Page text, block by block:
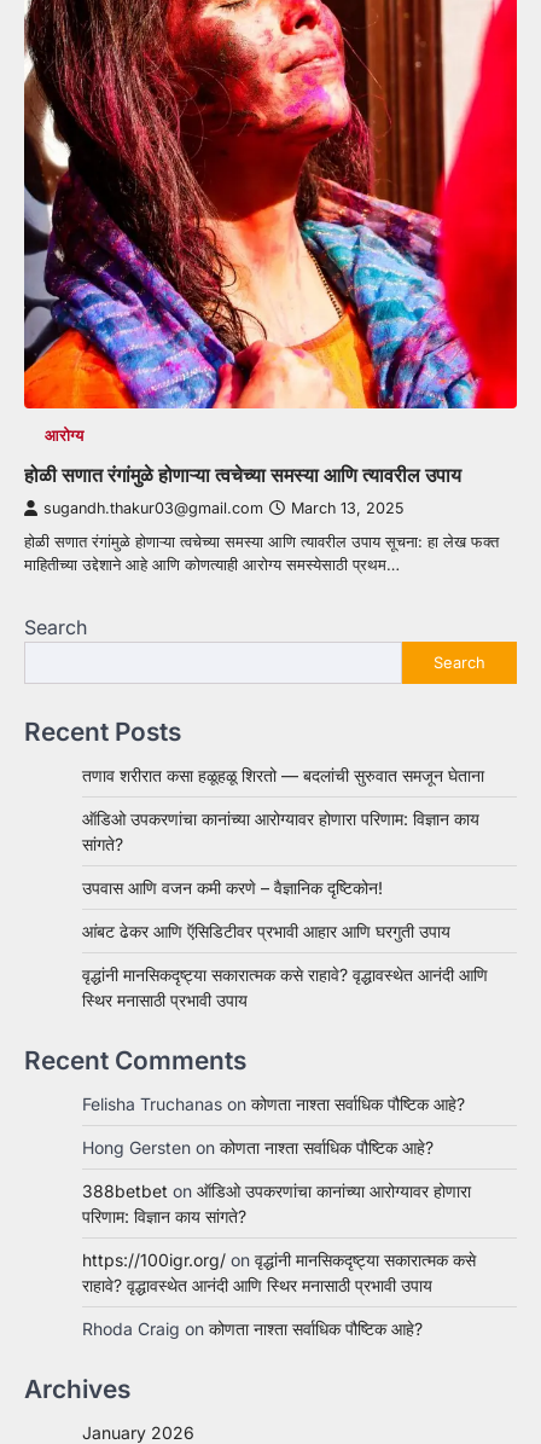
आरोग्य
होळी सणात रंगांमुळे होणाऱ्या त्वचेच्या समस्या आणि त्यावरील उपाय
sugandh.thakur03@gmail.com March 13, 2025
होळी सणात रंगांमुळे होणाऱ्या त्वचेच्या समस्या आणि त्यावरील उपाय सूचना: हा लेख फक्त
माहितीच्या उद्देशाने आहे आणि कोणत्याही आरोग्य समस्येसाठी प्रथम…
Search
Search
Recent Posts
तणाव शरीरात कसा हळूहळू शिरतो — बदलांची सुरुवात समजून घेताना
ऑडिओ उपकरणांचा कानांच्या आरोग्यावर होणारा परिणाम: विज्ञान काय
सांगते?
उपवास आणि वजन कमी करणे – वैज्ञानिक दृष्टिकोन!
आंबट ढेकर आणि ऍसिडिटीवर प्रभावी आहार आणि घरगुती उपाय
वृद्धांनी मानसिकदृष्ट्या सकारात्मक कसे राहावे? वृद्धावस्थेत आनंदी आणि
स्थिर मनासाठी प्रभावी उपाय
Recent Comments
Felisha Truchanas on कोणता नाश्ता सर्वाधिक पौष्टिक आहे?
Hong Gersten on कोणता नाश्ता सर्वाधिक पौष्टिक आहे?
388betbet on ऑडिओ उपकरणांचा कानांच्या आरोग्यावर होणारा
परिणाम: विज्ञान काय सांगते?
https://100igr.org/ on वृद्धांनी मानसिकदृष्ट्या सकारात्मक कसे
राहावे? वृद्धावस्थेत आनंदी आणि स्थिर मनासाठी प्रभावी उपाय
Rhoda Craig on कोणता नाश्ता सर्वाधिक पौष्टिक आहे?
Archives
January 2026